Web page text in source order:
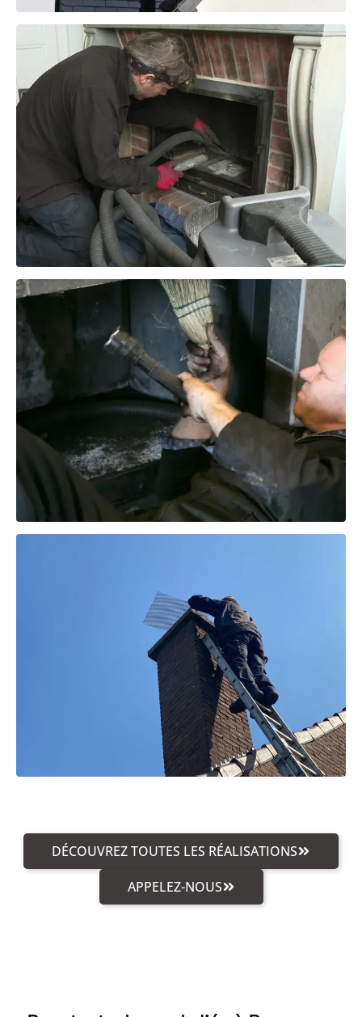
DÉCOUVREZ TOUTES LES RÉALISATIONS
APPELEZ-NOUS